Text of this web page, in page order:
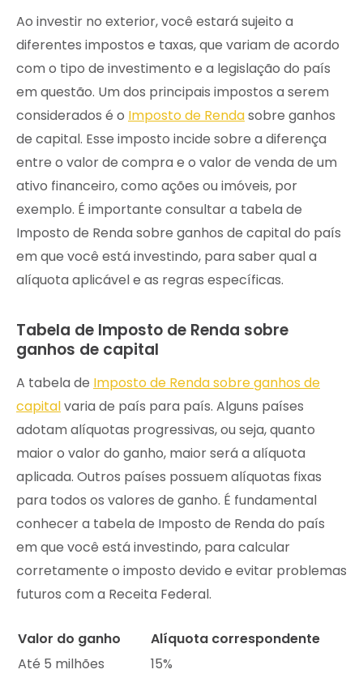
Ao investir no exterior, você estará sujeito a
diferentes impostos e taxas, que variam de acordo
com o tipo de investimento e a legislação do país
em questão. Um dos principais impostos a serem
considerados é o Imposto de Rendasobre ganhos
de capital. Esse imposto incide sobre a diferença
entre o valor de compra e o valor de venda de um
ativo financeiro, como ações ou imóveis, por
exemplo. É importante consultar a tabela de
Imposto de Renda sobre ganhos de capital do país
em que você está investindo, para saber qual a
alíquota aplicável e as regras específicas.
Tabela de Imposto de Renda sobre
ganhos de capital
A tabela de Imposto de Renda sobre ganhos de
capitalvaria de país para país. Alguns países
adotam alíquotas progressivas, ou seja, quanto
maior o valor do ganho, maior será a alíquota
aplicada. Outros países possuem alíquotas fixas
para todos os valores de ganho. É fundamental
conhecer a tabela de Imposto de Renda do país
em que você está investindo, para calcular
corretamente o imposto devido e evitar problemas
futuros com a Receita Federal.
Valor do ganho
Alíquota correspondente
Até 5 milhões
15%